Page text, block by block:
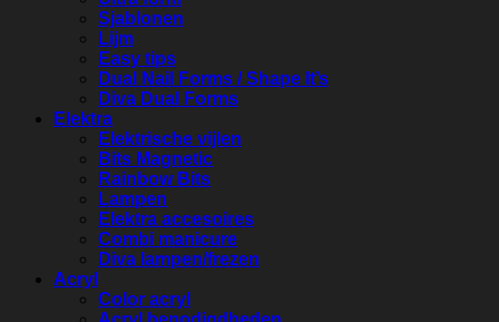
Sjablonen
Lijm
Easy tips
Dual Nail Forms / Shape It’s
Diva Dual Forms
Elektra
Elektrische vijlen
Bits Magnetic
Rainbow Bits
Lampen
Elektra accesoires
Combi manicure
Diva lampen/frezen
Acryl
Color acryl